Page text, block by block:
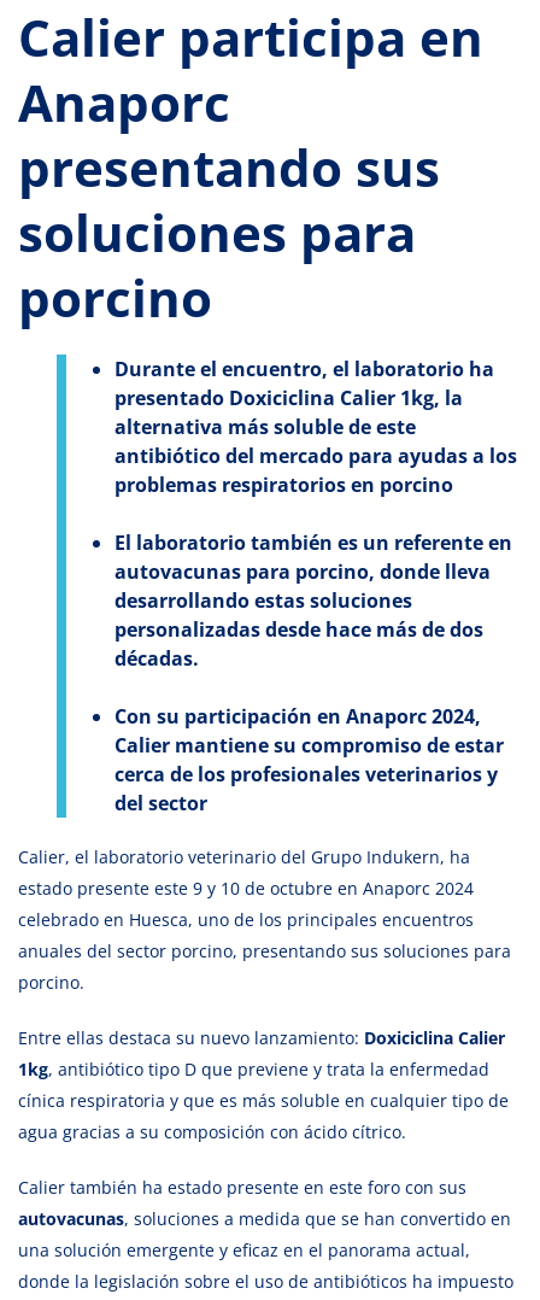
Calier participa en
Anaporc
presentando sus
soluciones para
porcino
Durante el encuentro, el laboratorio ha
presentado Doxiciclina Calier 1kg, la
alternativa más soluble de este
antibiótico del mercado para ayudas a los
problemas respiratorios en porcino
El laboratorio también es un referente en
autovacunas para porcino, donde lleva
desarrollando estas soluciones
personalizadas desde hace más de dos
décadas.
Con su participación en Anaporc 2024,
Calier mantiene su compromiso de estar
cerca de los profesionales veterinarios y
del sector
Calier, el laboratorio veterinario del Grupo Indukern, ha
estado presente este 9 y 10 de octubre en Anaporc 2024
celebrado en Huesca, uno de los principales encuentros
anuales del sector porcino, presentando sus soluciones para
porcino.
Entre ellas destaca su nuevo lanzamiento: Doxiciclina Calier
1kg, antibiótico tipo D que previene y trata la enfermedad
cínica respiratoria y que es más soluble en cualquier tipo de
agua gracias a su composición con ácido cítrico.
Calier también ha estado presente en este foro con sus
autovacunas, soluciones a medida que se han convertido en
una solución emergente y eficaz en el panorama actual,
donde la legislación sobre el uso de antibióticos ha impuesto